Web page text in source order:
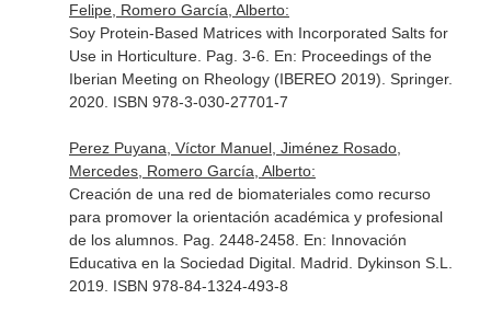
Felipe, Romero García, Alberto:
Soy Protein-Based Matrices with Incorporated Salts for
Use in Horticulture. Pag. 3-6. En: Proceedings of the
Iberian Meeting on Rheology (IBEREO 2019) . Springer.
2020. ISBN 978-3-030-27701-7
Perez Puyana, Víctor Manuel, Jiménez Rosado,
Mercedes, Romero García, Alberto:
Creación de una red de biomateriales como recurso
para promover la orientación académica y profesional
de los alumnos. Pag. 2448-2458. En: Innovación
Educativa en la Sociedad Digital. Madrid. Dykinson S.L.
2019. ISBN 978-84-1324-493-8